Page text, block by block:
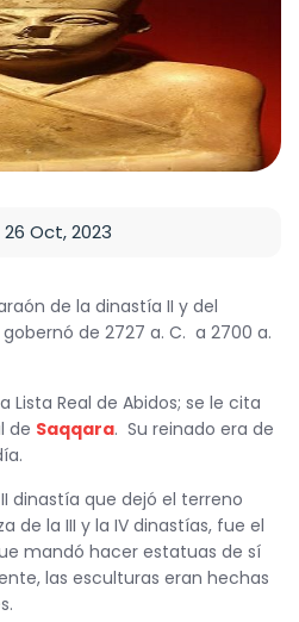
26 Oct, 2023
de la dinastía II y del
de 2727 a. C. a 2700 a.
Lista Real de Abidos; se le cita
de Saqqara. Su reinado era de
dinastía que dejó el terreno
de la III y la IV dinastías, fue el
mandó hacer estatuas de sí
las esculturas eran hechas